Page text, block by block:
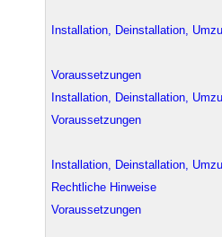
Installation, Deinstallation,
Voraussetzungen
Installation, Deinstallation,
Voraussetzungen
Installation, Deinstallation,
Rechtliche Hinweise
Voraussetzungen